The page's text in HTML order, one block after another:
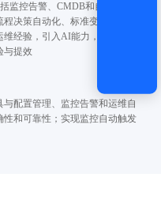
监控告警、CMDB和自动化能
决策自动化、标准变更自动
经验，引入AI能力，实现面向
与提效
配置管理、监控告警和运维自
性和可靠性；实现监控自动触发